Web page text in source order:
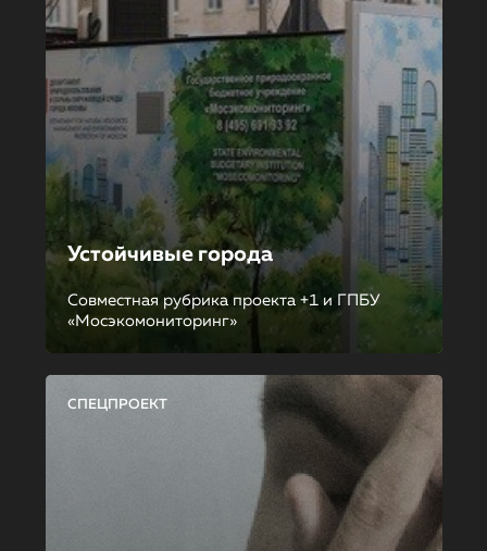
Устойчивые города
Совместная рубрика проекта +1 и ГПБУ
«Мосэкомониторинг»
СПЕЦПРОЕКТ